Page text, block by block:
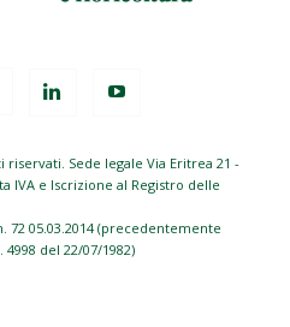
Sede legale Via Eritrea 21 -
IVA e Iscrizione al Registro delle
72 05.03.2014 (precedentemente
del 22/07/1982)